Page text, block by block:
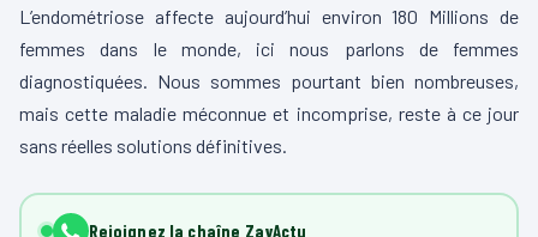
L’endométriose affecte aujourd’hui environ 180 Millions de
femmes dans le monde, ici nous parlons de femmes
diagnostiquées. Nous sommes pourtant bien nombreuses,
mais cette maladie méconnue et incomprise, reste à ce jour
sans réelles solutions définitives.
Rejoignez la chaîne ZayActu